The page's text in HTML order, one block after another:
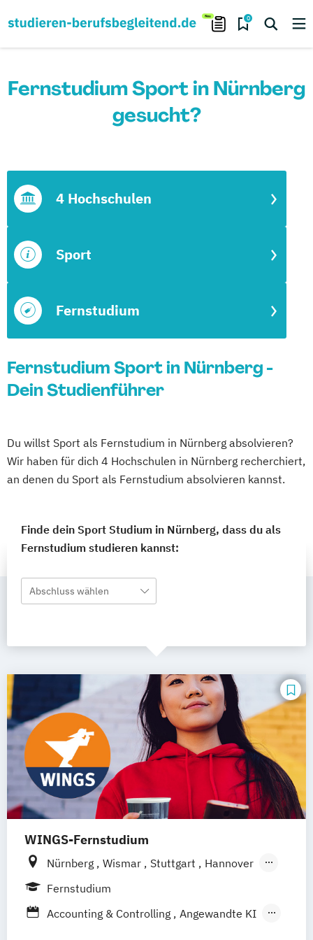
0
Fernstudium Sport in Nürnberg
gesucht?
Fernstudium
Sport
4 Hochschulen
Fernstudium Sport in Nürnberg -
Dein Studienführer
Du willst Sport als Fernstudium in Nürnberg absolvieren?
Wir haben für dich 4 Hochschulen in Nürnberg recherchiert,
an denen du Sport als Fernstudium absolvieren kannst.
Finde dein Sport Studium in Nürnberg, dass du als
Fernstudium studieren kannst:
Abschluss wählen
WINGS-Fernstudium
Nürnberg Wismar Stuttgart
Hannover
Leipzig
Frankfurt am Main
Dortmund Bonn
Fernstudium
Accounting & Controlling
Angewandte KI